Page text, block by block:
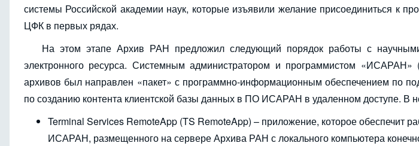
системы Российской академии наук, которые изъявили желание присоединиться к
ЦФК в первых рядах.
На этом этапе Архив РАН предложил следующий порядок работы с
электронного ресурса. Системным администратором и программистом
архивов был направлен «пакет» с программно-информационным обеспечением по
по созданию контента клиентской базы данных в ПО ИСАРАН в удаленном доступе. В
Terminal Services RemoteApp (TS RemoteApp) – приложение, которое обеспечит
ИСАРАН, размещенного на сервере Архива РАН с локального компьютера